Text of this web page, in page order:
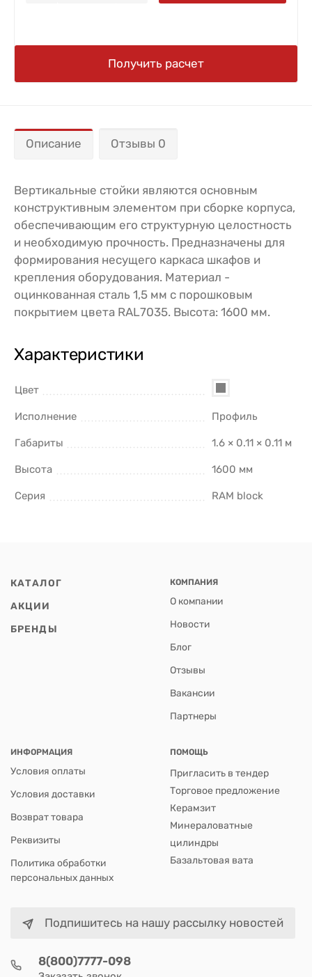
Получить расчет
Описание Отзывы 0
Вертикальные стойки являются основным
конструктивным элементом при сборке корпуса,
обеспечивающим его структурную целостность
и необходимую прочность. Предназначены для
формирования несущего каркаса шкафов и
крепления оборудования. Материал -
оцинкованная сталь 1,5 мм с порошковым
покрытием цвета RAL7035. Высота: 1600 мм.
Характеристики
Цвет
Исполнение Профиль
Габариты 1.6 × 0.11 × 0.11 м
Высота 1600 мм
Серия RAM block
КАТАЛОГ
АКЦИИ
БРЕНДЫ
КОМПАНИЯ
О компании
Новости
Блог
Отзывы
Вакансии
Партнеры
ИНФОРМАЦИЯ
Условия оплаты
Условия доставки
Возврат товара
Реквизиты
Политика обработки
персональных данных
ПОМОЩЬ
Пригласить в тендер
Торговое предложение
Керамзит
Минераловатные
цилиндры
Базальтовая вата
Подпишитесь на нашу рассылку новостей
8(800)7777-098